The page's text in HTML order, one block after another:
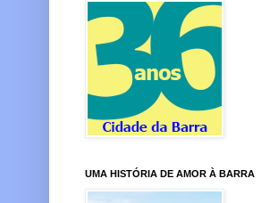
UMA HISTÓRIA DE AMOR À BARRA